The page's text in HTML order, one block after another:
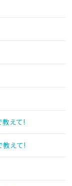
教えて!
教えて!